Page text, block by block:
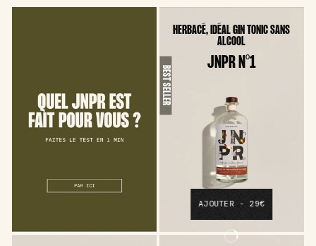
BEST SELLER
HERBACÉ, IDÉAL GIN TONIC SANS
ALCOOL
JNPR N°1
AJOUTER - 29€